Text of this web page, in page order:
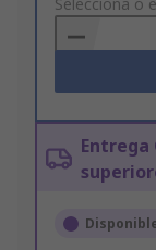
to
Basket
Selecciona o
Entrega